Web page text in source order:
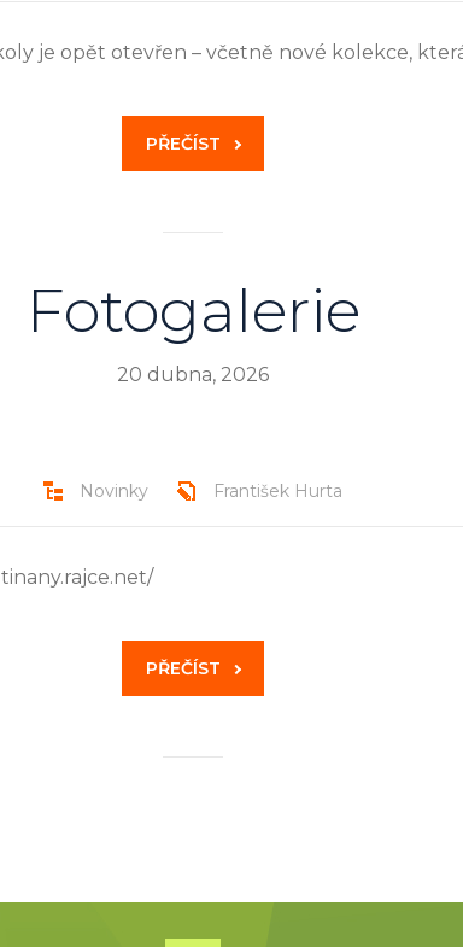
je opět otevřen – včetně nové kolekce,
PŘEČÍST
Fotogalerie
20 dubna, 2026
Novinky František Hurta
PŘEČÍST